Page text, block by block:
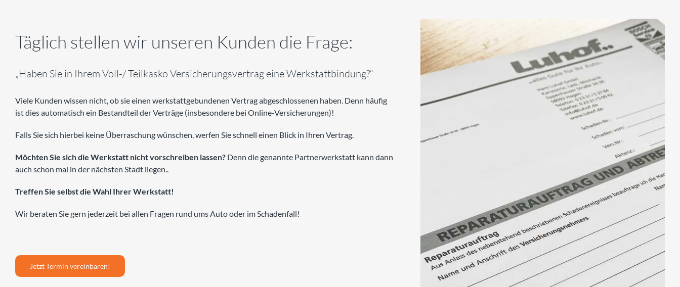
Täglich stellen wir unseren Kunden die Frage:
„Haben Sie in Ihrem Voll-/ Teilkasko Versicherungsvertrag eine Werkstattbindung?“
Viele Kunden wissen nicht, ob sie einen werkstattgebundenen Vertrag abgeschlossenen haben. Denn häufig
ist dies automatisch ein Bestandteil der Verträge (insbesondere bei Online-Versicherungen)!
Falls Sie sich hierbei keine Überraschung wünschen, werfen Sie schnell einen Blick in Ihren Vertrag.
Möchten Sie sich die Werkstatt nicht vorschreiben lassen? Denn die genannte Partnerwerkstatt kann dann
auch schon mal in der nächsten Stadt liegen..
Treffen Sie selbst die Wahl Ihrer Werkstatt!
Wir beraten Sie gern jederzeit bei allen Fragen rund ums Auto oder im Schadenfall!
Jetzt Termin vereinbaren!